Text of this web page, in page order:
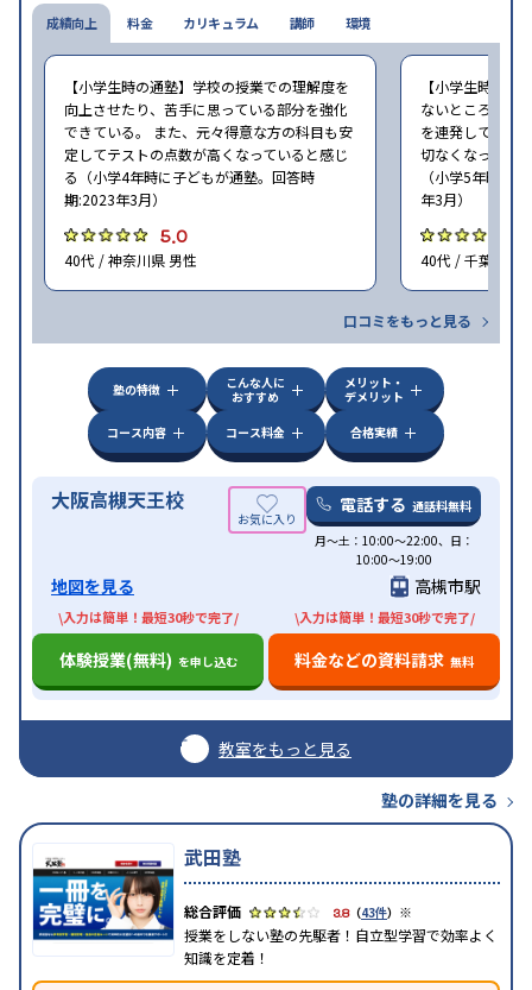
成績向上
【小学生時の通塾】学校の授業での理解度を
向上させたり、苦手に思っている部分を強化
できている。 また、元々得意な方の科目も安
定してテストの点数が高くなっていると感じ
る（小学4年時に子どもが通塾。回答時
期:2023年3月）
5.0
40代 / 神奈川県 男性
【小学生時の通
ないところがあ
を連発していた
切なくなった。
（小学5年時に
年3月）
40代 / 千葉県 女
口コミをもっと見る
料金 カリキュラム 講師 環境
塾の特徴
こんな人に
おすすめ
メリット・
デメリット
コース内容
コース料金 合格実績
大阪高槻天王校 電話する 通話料無料
月〜土：10:00〜22:00、日：
10:00〜19:00
地図を見る 高槻市駅
\入力は簡単！最短30秒で完了/
体験授業(無料) を申し込む
\入力は簡単！最短30秒で完了/
料金などの資料請求 無料
教室をもっと見る
塾の詳細を見る
武田塾
3.8（43件） ※
授業をしない塾の先駆者！自立型学習で効率よく
知識を定着！